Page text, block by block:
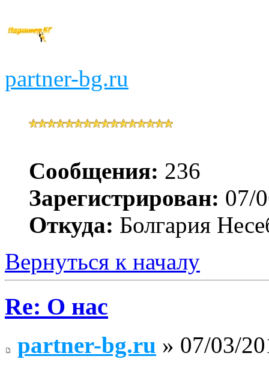
partner-bg.ru
Сообщения: 236
Зарегистрирован: 07/
Откуда: Болгария
Вернуться к началу
Re: О нас
partner-bg.ru » 07/03/